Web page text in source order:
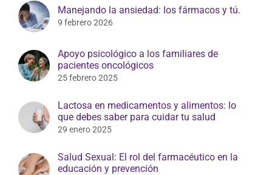
Manejando la ansiedad: los fármacos y tú.
9 febrero 2026
Apoyo psicológico a los familiares de
pacientes oncológicos
25 febrero 2025
Lactosa en medicamentos y alimentos: lo
que debes saber para cuidar tu salud
29 enero 2025
Salud Sexual: El rol del farmacéutico en la
educación y prevención